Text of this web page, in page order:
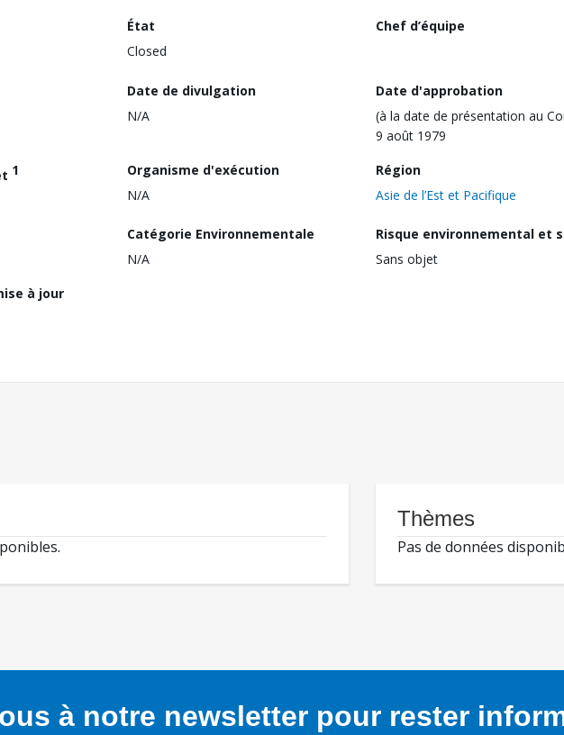
État
Closed
Chef d’équipe
Date de divulgation
N/A
Date d'approbation
(à la date de présentation au
9 août 1979
1
Organisme d'exécution
N/A
Région
Asie de l’Est et Pacifique
Catégorie Environnementale
N/A
Risque environnemental et
Sans objet
à jour
Thèmes
Pas de données
à notre newsletter pour rester